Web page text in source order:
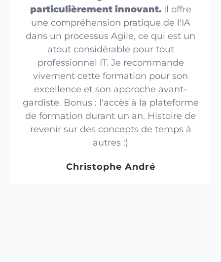
particulièrement innovant.Il offre
une compréhension pratique de l'IA
dans un processus Agile, ce qui est un
atout considérable pour tout
professionnel IT. Je recommande
vivement cette formation pour son
excellence et son approche avant-
gardiste. Bonus : l'accès à la plateforme
de formation durant un an. Histoire de
revenir sur des concepts de temps à
autres :)
Christophe André